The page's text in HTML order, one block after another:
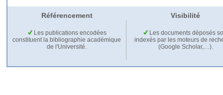
Référencement Visibilité
Les publications encodées
constituent la bibliographie académique
de l'Université.
Les documents déposés
indexés par les moteurs de
(Google Scholar,…).